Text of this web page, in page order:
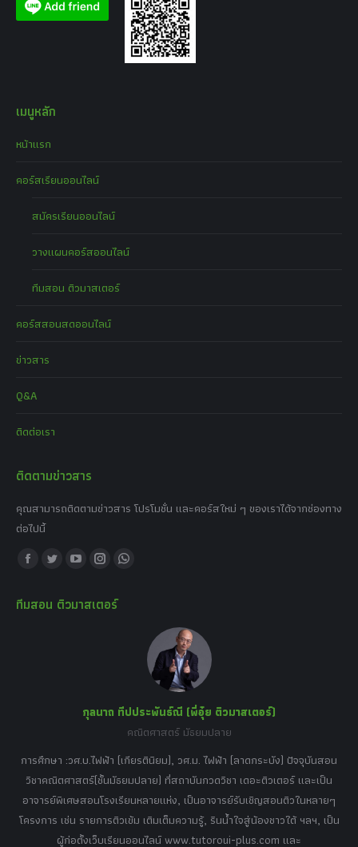
เมนูหลัก
หน้าแรก
คอร์สเรียนออนไลน์
สมัครเรียนออนไลน์
วางแผนคอร์สออนไลน์
ทีมสอน ติวมาสเตอร์
คอร์สสอนสดออนไลน์
ข่าวสาร
Q&A
ติดต่อเรา
ติดตามข่าวสาร
คุณสามารถติดตามข่าวสาร โปรโมชั่น และคอร์สใหม่ ๆ ของเราได้จากช่องทาง
ต่อไปนี้
Find us on:
Facebook
opens
Twitter
opens
YouTube
opens
Instagram
opens
Whatsapp
window
ทีมสอน ติวมาสเตอร์
กุลนาถ ทีปประพันธ์ณี (พี่อุ๋ย ติวมาสเตอร์)
คณิตศาสตร์ มัธยมปลาย
การศึกษา :วศ.บ.ไฟฟ้า (เกียรตินิยม), วศ.ม. ไฟฟ้า (ลาดกระบัง) ปัจจุบันสอน
วิชาคณิตศาสตร์(ชั้นมัธยมปลาย) ที่สถาบันกวดวิชา เดอะติวเตอร์ และเป็น
อาจารย์พิเศษสอนโรงเรียนหลายแห่ง, เป็นอาจารย์รับเชิญสอนติวในหลายๆ
โครงการ เช่น รายการติวเข้ม เติมเต็มความรู้, รินน้ำใจสู่น้องชาวใต้ ฯลฯ, เป็น
ผู้ก่อตั้งเว็บเรียนออนไลน์ www.tutoroui-plus.com และ